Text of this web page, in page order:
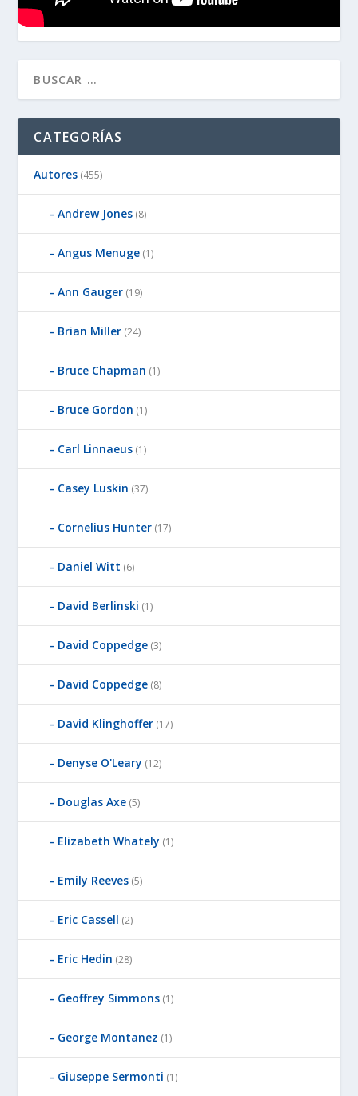
CATEGORÍAS
Autores (455)
Andrew Jones (8)
Angus Menuge (1)
Ann Gauger (19)
Brian Miller (24)
Bruce Chapman (1)
Bruce Gordon (1)
Carl Linnaeus (1)
Casey Luskin (37)
Cornelius Hunter (17)
Daniel Witt (6)
David Berlinski (1)
David Coppedge (3)
David Coppedge (8)
David Klinghoffer (17)
Denyse O'Leary (12)
Douglas Axe (5)
Elizabeth Whately (1)
Emily Reeves (5)
Eric Cassell (2)
Eric Hedin (28)
Geoffrey Simmons (1)
George Montanez (1)
Giuseppe Sermonti (1)